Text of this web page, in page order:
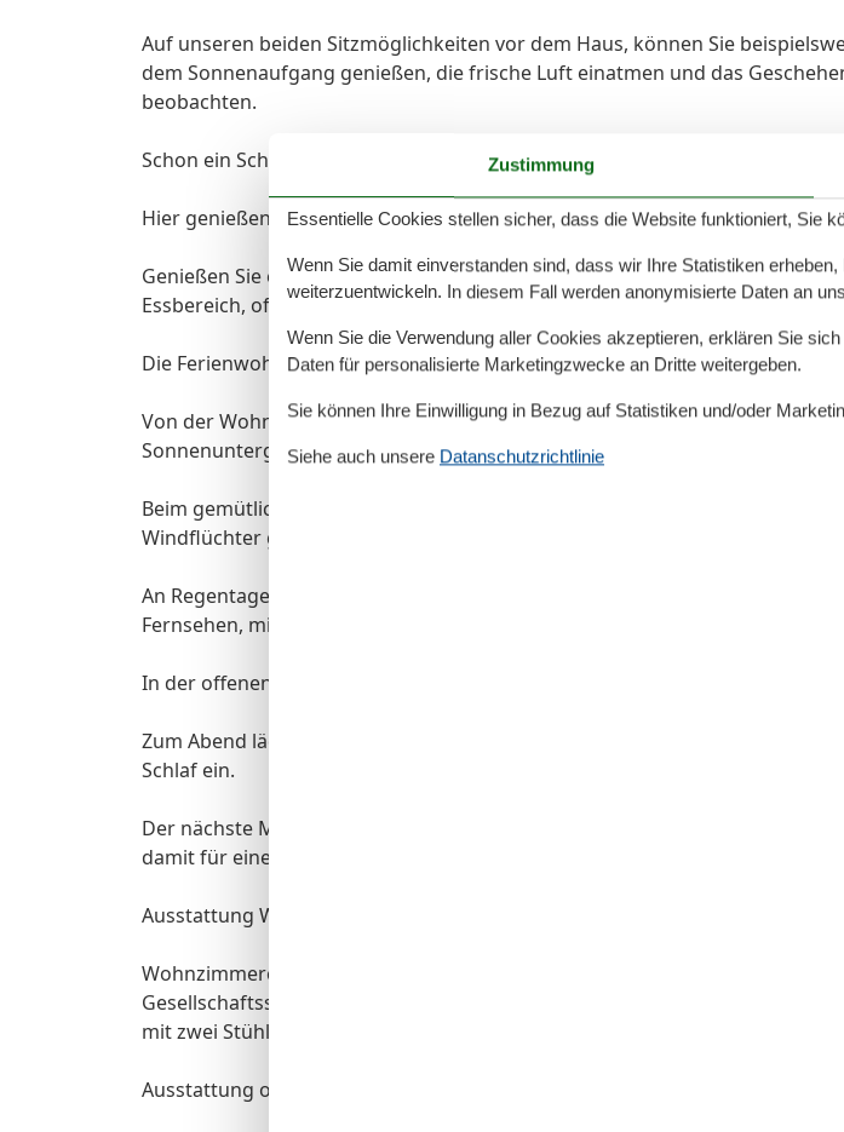
Auf unseren beiden Sitzmöglichkeiten vor dem Haus, können Sie
dem Sonnenaufgang genießen, die frische Luft einatmen und das
beobachten.
Schon ein Schritt vor die Haustür lässt Sie die inseltypische Natur erleben.
Hier genießen Sie Ihre wohlverdiente Auszeit vom Alltag.
Genießen Sie erholsame Tage in der 40 qm großen Ferienwohnung mit
Essbereich, offener Küche, Schlafzimmer und Bad.
Die Ferienwohnung wurde im Jahr 2025 aufwendig renoviert und bietet
Von der Wohnzimmercouch aus können Sie entspannt beobachten, wie die
Sonnenuntergang entgegengeht.
Beim gemütlichen Sitzen im Essbereich können Sie den Blick auf die Natur
Windflüchter genießen.
An Regentagen kommt auch keine Langeweile auf. Genießen Sie entspannte
Fernsehen, mit Gesellschafspielen oder bei einem guten Buch aus unserem
In der offenen Küche können Sie ganz nach Lust und Laune Ihre
Zum Abend lädt das Schlafzimmer mit einem komfortablen Doppelbett (160
Schlaf ein.
Der nächste Morgen beginnt mit einer erfrischenden Dusche im modernen
damit für einen frischen Start in den Tag.
Ausstattung Wohnzimmer und Essbereich:
Wohnzimmercouch und Wohnzimmertisch, Kleiderschrank, TV-Schrank mit
Gesellschaftsspielebox und darauf der TV-Flachbildschirm, Garderobe und
mit zwei Stühlen.
Ausstattung offene Küche:
Zustimmung
Essentielle Cookies stellen sicher, dass die Website funktioniert, Sie
Wenn Sie damit einverstanden sind, dass wir Ihre Statistiken
weiterzuentwickeln. In diesem Fall werden anonymisierte Daten an
Wenn Sie die Verwendung aller Cookies akzeptieren, erklären Sie
Daten für personalisierte Marketingzwecke an Dritte weitergeben.
Sie können Ihre Einwilligung in Bezug auf Statistiken und/oder
Siehe auch unsere Datanschutzrichtlinie